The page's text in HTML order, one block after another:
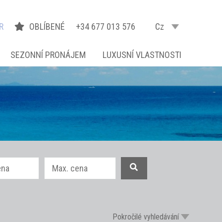
OBLÍBENÉ +34 677 013 576 Cz
SEZONNÍ PRONÁJEM LUXUSNÍ VLASTNOSTI
Pokročilé vyhledávání